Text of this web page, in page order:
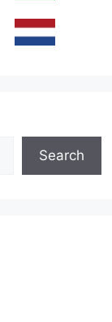
Search